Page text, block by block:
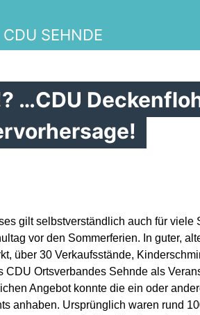
CDU SEHNDE
…CDU
gilt selbstverständlich auch für viele
vor den Sommerferien. In guter,
über 30 Verkaufsstände,
CDU Ortsverbandes Sehnde als
Angebot konnte die ein oder
anhaben. Ursprünglich waren rund